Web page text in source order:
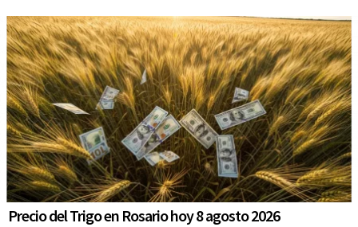
Precio del Trigo en Rosario hoy 8 agosto 2026